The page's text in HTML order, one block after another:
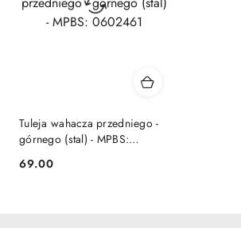
Tuleja wahacza przedniego -
górnego (stal) - MPBS:
Cena:
69.00